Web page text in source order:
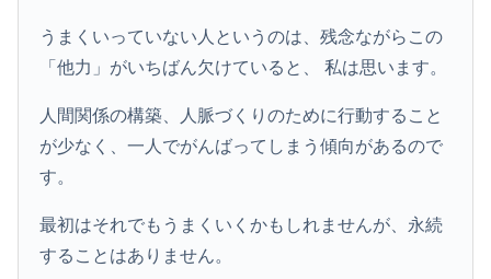
うまくいっていない人というのは、残念ながらこの
「他力」がいちばん欠けていると、 私は思います。
人間関係の構築、人脈づくりのために行動すること
が少なく、一人でがんばってしまう傾向があるので
す。
最初はそれでもうまくいくかもしれませんが、永続
することはありません。